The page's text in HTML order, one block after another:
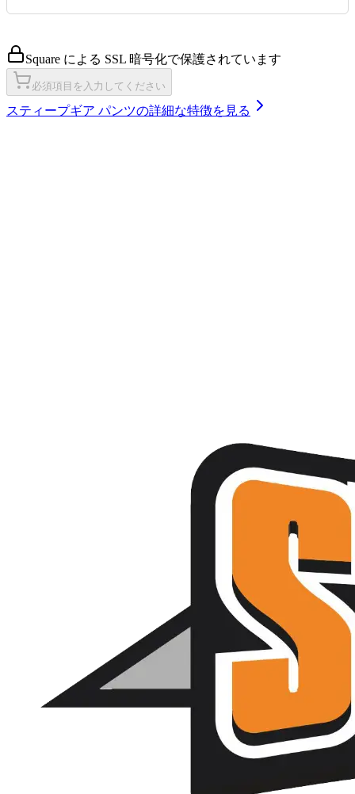
Square による SSL 暗号化で保護されています
必須項目を入力してください
スティープギア パンツの詳細な特徴を見る